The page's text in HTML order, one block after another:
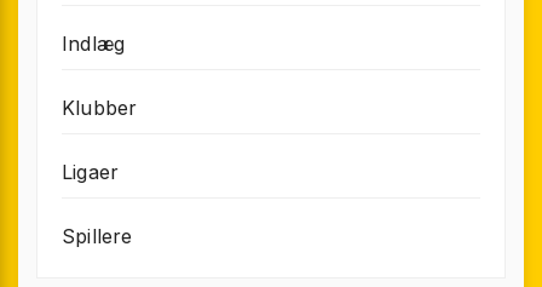
Indlæg
Klubber
Ligaer
Spillere